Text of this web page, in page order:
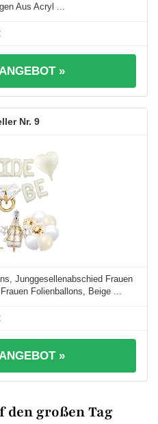
Aus Acryl ...
»
9
Junggesellenabschied Frauen
Folienballons, Beige ...
»
großen Tag